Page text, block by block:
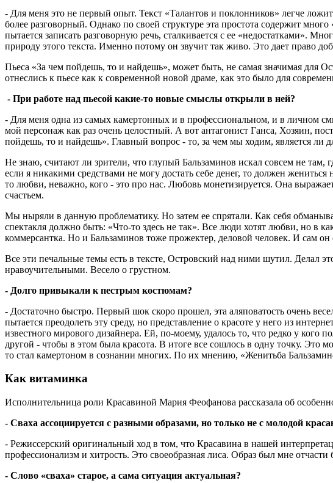
- Для меня это не первый опыт. Текст «Талантов и поклонников» легче
более разговорный. Однако по своей структуре эта простота содержит
пытается записать разговорную речь, сталкивается с ее «недостатками».
природу этого текста. Именно потому он звучит так живо. Это дает право
Пьеса «За чем пойдешь, то и найдешь», может быть, не самая значимая для
отнеслись к пьесе как к современной новой драме, как это было для
- При работе над пьесой какие-то новые смыслы открыли в ней?
- Для меня одна из самых камертонных и в профессиональном, и в личном
мой персонаж как раз очень целостный. А вот антагонист Ганса, Хозяин,
пойдешь, то и найдешь». Главный вопрос - то, за чем мы ходим, является ли
Не знаю, считают ли зрители, что глупый Бальзаминов искал совсем не
если я никакими средствами не могу достать себе денег, то должен
то любви, неважно, кого - это про нас. Любовь монетизируется. Она
счастьем.
Мы ныряли в данную проблематику. Но затем ее спрятали. Как себя
спектакля должно быть: «Что-то здесь не так». Все люди хотят любви, но в
коммерсантка. Но и Бальзаминов тоже прожектер, деловой человек. И сам
Все эти печальные темы есть в тексте, Островский над ними шутил. Делал
нравоучительными. Весело о грустном.
- Долго привыкали к пестрым костюмам?
- Достаточно быстро. Первый шок скоро прошел, эта аляповатость очень
пытается преодолеть эту среду, но представление о красоте у него из
известного мирового дизайнера. Ей, по-моему, удалось то, что редко у кого
другой - чтобы в этом была красота. В итоге все сошлось в одну точку. Это
то стал камертоном в сознании многих. По их мнению, «Женитьба
Как витаминка
Исполнительница роли Красавиной Мария Феофанова рассказала об
- Сваха ассоциируется с разными образами, но только не с молодой
- Режиссерский оригинальный ход в том, что Красавина в нашей
профессионализм и хитрость. Это своеобразная лиса. Образ был мне
- Слово «сваха» старое, а сама ситуация актуальная?